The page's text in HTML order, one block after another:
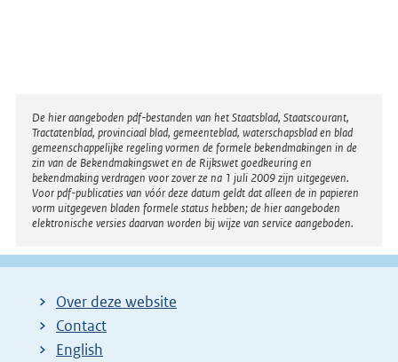
Disclaimer
De hier aangeboden pdf-bestanden van het Staatsblad, Staatscourant,
Tractatenblad, provinciaal blad, gemeenteblad, waterschapsblad en blad
gemeenschappelijke regeling vormen de formele bekendmakingen in de
zin van de Bekendmakingswet en de Rijkswet goedkeuring en
bekendmaking verdragen voor zover ze na 1 juli 2009 zijn uitgegeven.
Voor pdf-publicaties van vóór deze datum geldt dat alleen de in papieren
vorm uitgegeven bladen formele status hebben; de hier aangeboden
elektronische versies daarvan worden bij wijze van service aangeboden.
Over deze website
Contact
English